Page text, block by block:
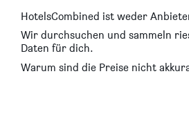
HotelsCombined ist weder
Wir durchsuchen und sammeln
Daten für dich.
Warum sind die Preise nicht